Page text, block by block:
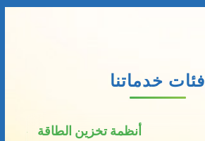
فئات خدماتنا
أنظمة تخزين الطاقة